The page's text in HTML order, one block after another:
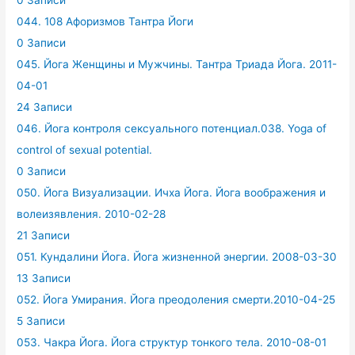
044. 108 Афоризмов Тантра Йоги
0 Записи
045. Йога Женщины и Мужчины. Тантра Триада Йога. 2011-
04-01
24 Записи
046. Йога контроля сексуального потенциал.038. Yoga of
control of sexual potential.
0 Записи
050. Йога Визуализации. Ичха Йога. Йога воображения и
волеизявления. 2010-02-28
21 Записи
051. Кундалини Йога. Йога жизненной энергии. 2008-03-30
13 Записи
052. Йога Умирания. Йога преодоления смерти.2010-04-25
5 Записи
053. Чакра Йога. Йога структур тонкого тела. 2010-08-01